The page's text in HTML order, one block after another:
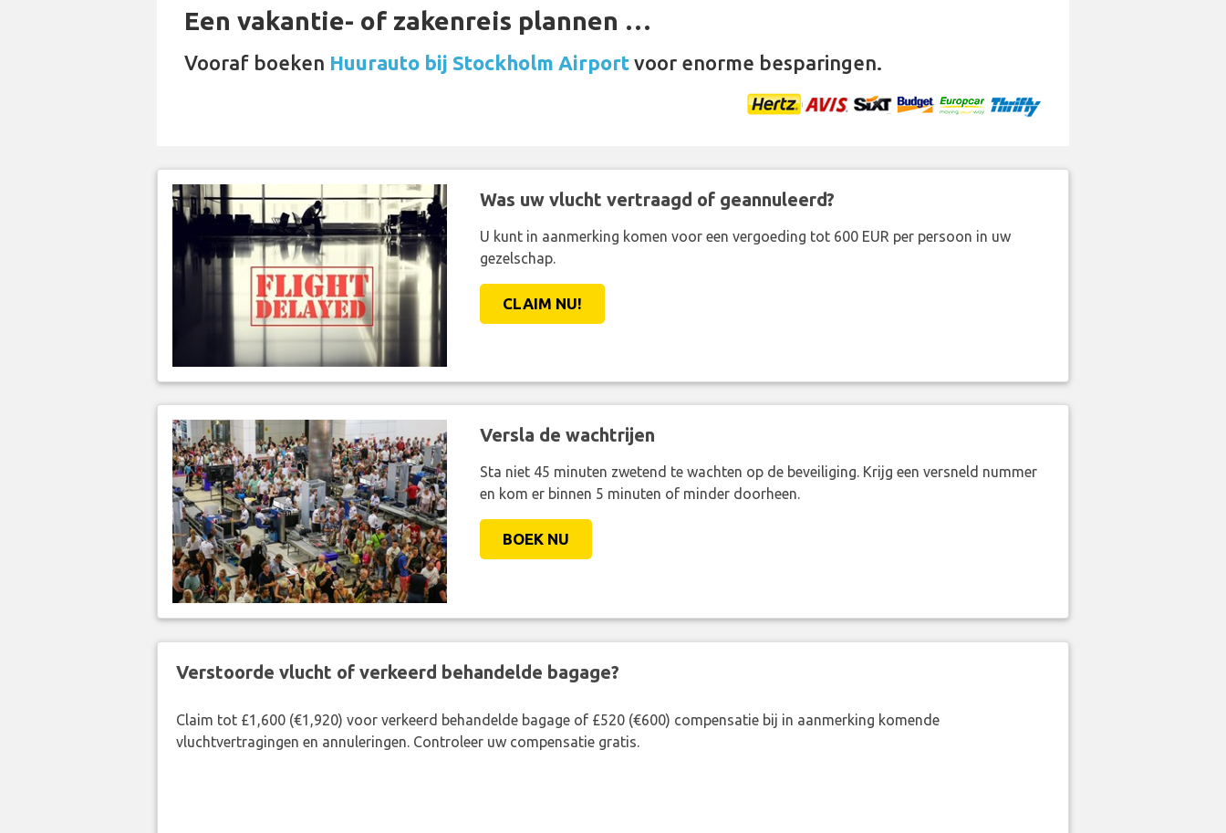
Een vakantie- of zakenreis plannen …
Vooraf boeken Huurauto bij Stockholm Airport voor enorme besparingen.
Was uw vlucht vertraagd of geannuleerd?
U kunt in aanmerking komen voor een vergoeding tot 600 EUR per persoon in uw
gezelschap.
CLAIM NU!
Versla de wachtrijen
Sta niet 45 minuten zwetend te wachten op de beveiliging. Krijg een versneld nummer
en kom er binnen 5 minuten of minder doorheen.
BOEK NU
Verstoorde vlucht of verkeerd behandelde bagage?
Claim tot £1,600 (€1,920) voor verkeerd behandelde bagage of £520 (€600) compensatie bij in aanmerking komende
vluchtvertragingen en annuleringen. Controleer uw compensatie gratis.